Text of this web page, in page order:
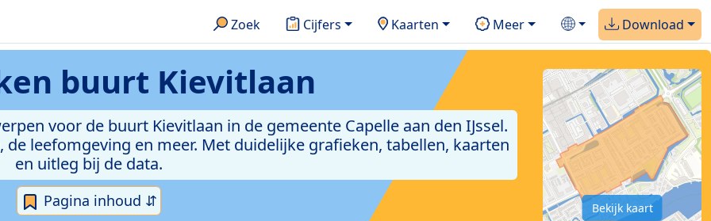
Zoek Cijfers Kaarten Meer Download
buurt Kievitlaan
voor de buurt Kievitlaan in de gemeente Capelle aan den IJssel.
leefomgeving en meer. Met duidelijke grafieken, tabellen, kaarten
en uitleg bij de data.
Pagina inhoud ⇵ Bekijk kaart